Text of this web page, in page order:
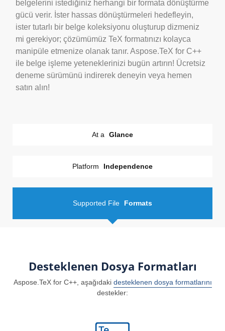
belgelerini istediğiniz herhangi bir formata dönüştürme
gücü verir. İster hassas dönüştürmeleri hedefleyin,
ister tutarlı bir belge koleksiyonu oluşturup dizmeniz
mi gerekiyor; çözümümüz TeX formatınızı kolayca
manipüle etmenize olanak tanır. Aspose.TeX for C++
ile belge işleme yeteneklerinizi bugün artırın! Ücretsiz
deneme sürümünü indirerek deneyin veya hemen
satın alın!
At a Glance
Platform Independence
Supported File Formats
Desteklenen Dosya Formatları
Aspose.TeX for C++, aşağıdaki desteklenen dosya formatlarını
destekler: